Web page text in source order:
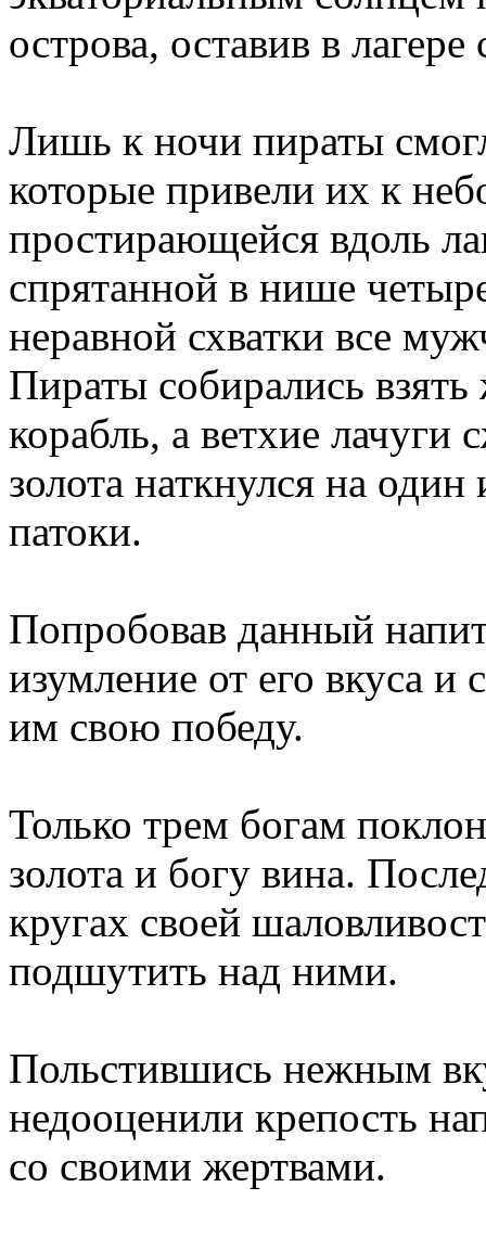
острова, оставив в
Лишь к ночи пираты
которые привели их к
простирающейся вдоль
спрятанной в нише
неравной схватки все
Пираты собирались
корабль, а ветхие лачуги
золота наткнулся на
патоки.
Попробовав данный
изумление от его вкуса и
им свою победу.
Только трем богам
золота и богу вина.
кругах своей
подшутить над ними.
Польстившись нежным
недооценили крепость
со своими жертвами.